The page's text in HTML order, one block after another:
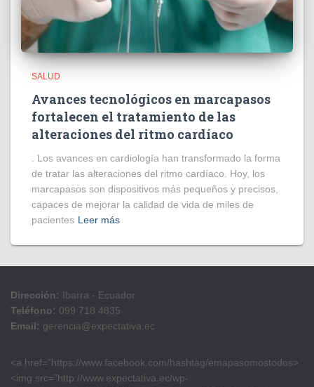
SALUD
Avances tecnológicos en marcapasos
fortalecen el tratamiento de las
alteraciones del ritmo cardíaco
. Los avances en cardiología han transformado la forma
de tratar las alteraciones del ritmo cardíaco. Hoy, los
marcapasos son dispositivos más pequeños y precisos,
capaces de mejorar la calidad de vida de miles de
pacientes Leer más
Dirección: Ibarra - Ecuador
Teléfono: 099 718 4835
Email: gerencia@expectativa.ec
<a href=”https://www.facebook.com/hashtag/emapasomostodos>
<img src=”http://www.expectativa.ec/wp-